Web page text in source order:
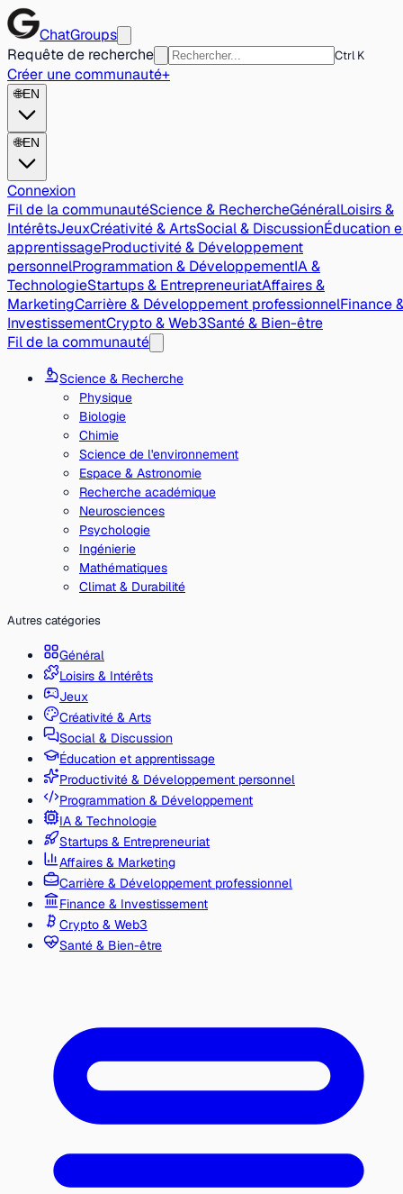
ChatGroups
Requête de recherche
Ctrl K
Créer une communauté+
🌐EN
🌐EN
Connexion
Fil de la communautéScience & RechercheGénéralLoisirs &
IntérêtsJeuxCréativité & ArtsSocial & DiscussionÉducation
apprentissageProductivité & Développement
personnelProgrammation & DéveloppementIA &
TechnologieStartups & EntrepreneuriatAffaires &
MarketingCarrière & Développement professionnelFinance
InvestissementCrypto & Web3Santé & Bien-être
Fil de la communauté
Science & Recherche
Physique
Biologie
Chimie
Science de l'environnement
Espace & Astronomie
Recherche académique
Neurosciences
Psychologie
Ingénierie
Mathématiques
Climat & Durabilité
Autres catégories
Général
Loisirs & Intérêts
Jeux
Créativité & Arts
Social & Discussion
Éducation et apprentissage
Productivité & Développement personnel
Programmation & Développement
IA & Technologie
Startups & Entrepreneuriat
Affaires & Marketing
Carrière & Développement professionnel
Finance & Investissement
Crypto & Web3
Santé & Bien-être